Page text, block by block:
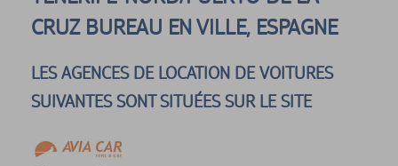
CRUZ BUREAU EN VILLE, ESPAGNE
LES AGENCES DE LOCATION DE VOITURES
SUIVANTES SONT SITUÉES SUR LE SITE